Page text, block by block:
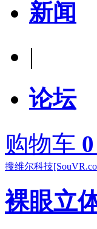
新闻
|
论坛
购物车 0
搜维尔科技
裸眼立